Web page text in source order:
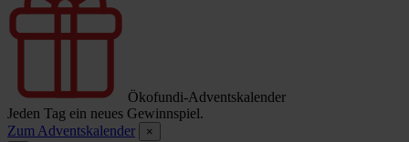
Ökofundi-Adventskalender
Jeden Tag ein neues Gewinnspiel.
Zum Adventskalender
×